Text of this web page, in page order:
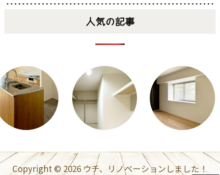
人気の記事
Copyright © 2026 ウチ、リノベーションしました！